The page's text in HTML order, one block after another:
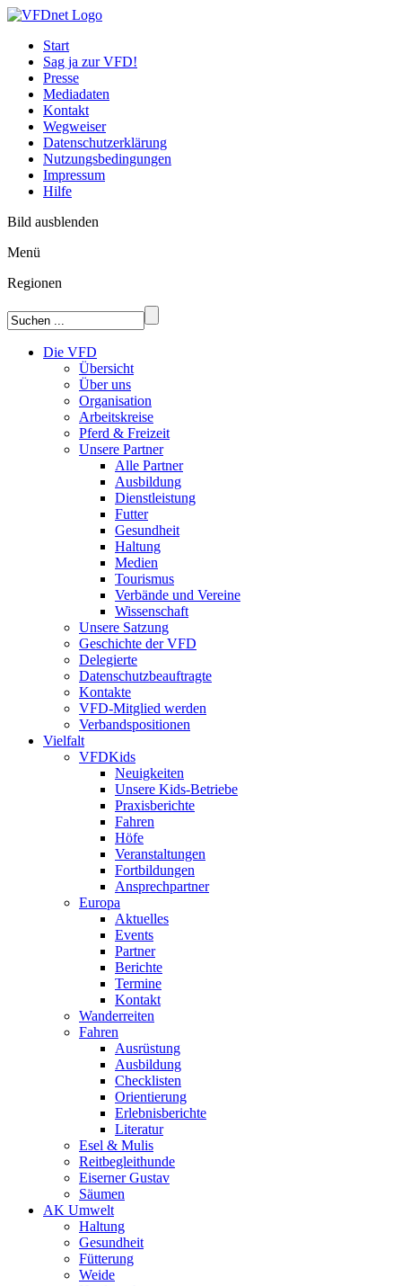
Start
Sag ja zur VFD!
Presse
Mediadaten
Kontakt
Wegweiser
Datenschutzerklärung
Nutzungsbedingungen
Impressum
Hilfe
Bild ausblenden
Menü
Regionen
Die VFD
Übersicht
Über uns
Organisation
Arbeitskreise
Pferd & Freizeit
Unsere Partner
Alle Partner
Ausbildung
Dienstleistung
Futter
Gesundheit
Haltung
Medien
Tourismus
Verbände und Vereine
Wissenschaft
Unsere Satzung
Geschichte der VFD
Delegierte
Datenschutzbeauftragte
Kontakte
VFD-Mitglied werden
Verbandspositionen
Vielfalt
VFDKids
Neuigkeiten
Unsere Kids-Betriebe
Praxisberichte
Fahren
Höfe
Veranstaltungen
Fortbildungen
Ansprechpartner
Europa
Aktuelles
Events
Partner
Berichte
Termine
Kontakt
Wanderreiten
Fahren
Ausrüstung
Ausbildung
Checklisten
Orientierung
Erlebnisberichte
Literatur
Esel & Mulis
Reitbegleithunde
Eiserner Gustav
Säumen
AK Umwelt
Haltung
Gesundheit
Fütterung
Weide